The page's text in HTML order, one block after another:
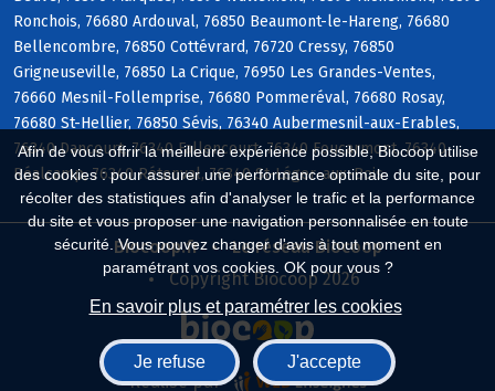
Afin de vous offrir la meilleure expérience possible, Biocoop utilise
des cookies : pour assurer une performance optimale du site, pour
récolter des statistiques afin d'analyser le trafic et la performance
du site et vous proposer une navigation personnalisée en toute
sécurité. Vous pouvez changer d'avis à tout moment en
paramétrant vos cookies. OK pour vous ?
En savoir plus et paramétrer les cookies
Je refuse J'accepte
Ronchois, 76680 Ardouval, 76850 Beaumont-le-Hareng, 76680
Bellencombre, 76850 Cottévrard, 76720 Cressy, 76850
Grigneuseville, 76850 La Crique, 76950 Les Grandes-Ventes,
76660 Mesnil-Follemprise, 76680 Pommeréval, 76680 Rosay,
76680 St-Hellier, 76850 Sévis, 76340 Aubermesnil-aux-Erables,
76340 Dancourt, 76340 Fallencourt, 76340 Foucarmont, 76340
Réalcamp, 76340 Rétonval, 76340 St-Léger-aux-Bois
Biocoop.fr
Le réseau Biocoop
Copyright Biocoop 2026
Réalisé par